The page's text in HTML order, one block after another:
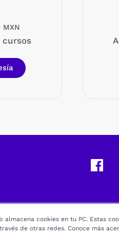
almacena cookies en tu PC. Estas
de otras redes. Conoce más
MXN
cursos